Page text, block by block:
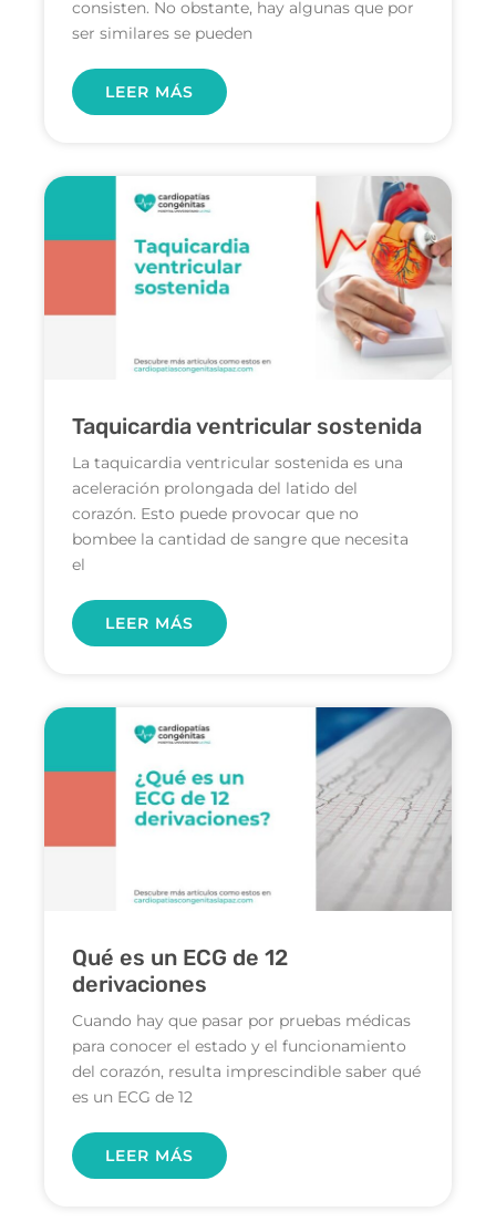
consisten. No obstante, hay algunas que por
ser similares se pueden
LEER MÁS
Taquicardia ventricular sostenida
La taquicardia ventricular sostenida es una
aceleración prolongada del latido del
corazón. Esto puede provocar que no
bombee la cantidad de sangre que necesita
el
LEER MÁS
Qué es un ECG de 12
derivaciones
Cuando hay que pasar por pruebas médicas
para conocer el estado y el funcionamiento
del corazón, resulta imprescindible saber qué
es un ECG de 12
LEER MÁS